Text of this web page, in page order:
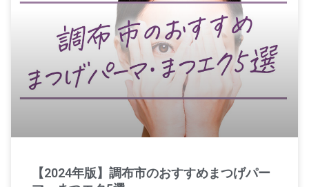
【2024年版】調布市のおすすめまつげパー